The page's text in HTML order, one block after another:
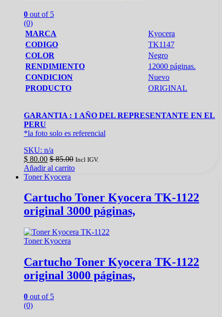
0 out of 5
(0)
MARCA
Kyocera
CODIGO
TK1147
COLOR
Negro
RENDIMIENTO
12000 páginas.
CONDICION
Nuevo
PRODUCTO
ORIGINAL
GARANTIA : 1 AÑO DEL REPRESENTANTE EN EL
PERU
*la foto solo es referencial
SKU: n/a
$ 80.00 $85.00 Incl IGV.
Añadir al carrito
Toner Kyocera
Cartucho Toner Kyocera TK-1122
original 3000 páginas,
Toner Kyocera
Cartucho Toner Kyocera TK-1122
original 3000 páginas,
0 out of 5
(0)